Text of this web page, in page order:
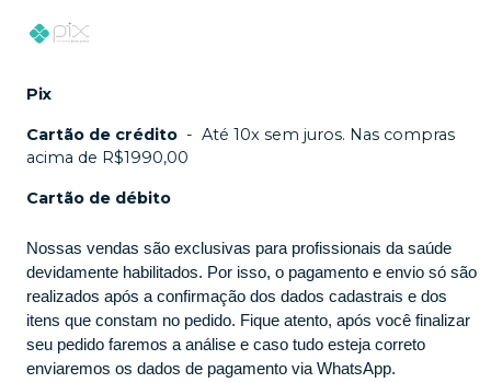
Pix
Cartão de crédito - Até 10x sem juros. Nas compras
acima de R$1990,00
Cartão de débito
Nossas vendas são exclusivas para profissionais da saúde
devidamente habilitados. Por isso, o pagamento e envio só são
realizados após a confirmação dos dados cadastrais e dos
itens que constam no pedido. Fique atento, após você finalizar
seu pedido faremos a análise e caso tudo esteja correto
enviaremos os dados de pagamento via WhatsApp.